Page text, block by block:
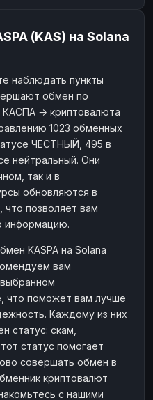
(KAS) на Solana
наблюдать пункты
обмен по
КАСПА → криптовалюта
1023 обменных
ЧЕСТНЫЙ, 495 в
нейтральный. Они
так и в
обновляются в
позволяет вам
информацию.
KASPA на Solana
вам
что поможет вам лучше
Каждому из них
статус: скам,
статус помогает
совершать обмен в
криптовалют
с нашими